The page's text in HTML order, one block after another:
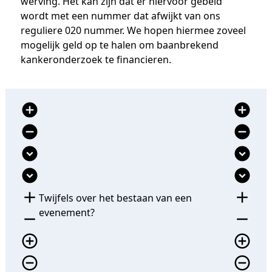
wordt met een nummer dat afwijkt van ons
reguliere 020 nummer. We hopen hiermee zoveel
mogelijk geld op te halen om baanbrekend
kankeronderzoek te financieren.
add_circle
remove_circle
expand_circle_down
expand_circle_down
add
remove
add_circle_outline
remove_circle_outline
Twijfels over het bestaan van een
evenement?
add_circle
remove_circle
expand_circle_down
expand_circle_down
add
remove
add_circle_outline
remove_circle_outline